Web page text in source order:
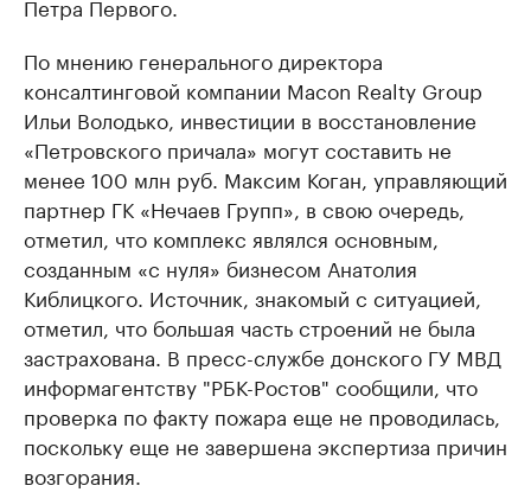
Петра Первого.
По мнению генерального директора
консалтинговой компании Macon Realty Group
Ильи Володько, инвестиции в восстановление
«Петровского причала» могут составить не
менее 100 млн руб. Максим Коган, управляющий
партнер ГК «Нечаев Групп», в свою очередь,
отметил, что комплекс являлся основным,
созданным «с нуля» бизнесом Анатолия
Киблицкого. Источник, знакомый с ситуацией,
отметил, что большая часть строений не была
застрахована. В пресс-службе донского ГУ МВД
информагентству "РБК-Ростов" сообщили, что
проверка по факту пожара еще не проводилась,
поскольку еще не завершена экспертиза причин
возгорания.